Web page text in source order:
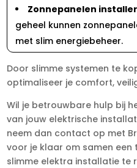
Zonnepanelen
geheel kunnen
met slim energiebeheer.​
Door slimme systemen te
optimaliseer je comfort,
Wil je betrouwbare hulp bij
van jouw elektrische
neem dan contact op met
voor je klaar om samen
slimme elektra installatie